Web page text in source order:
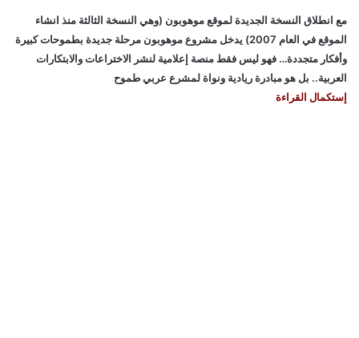
مع انطلاق النسخة الجديدة لموقع موهوبون (وهي النسخة الثالثة منذ انشاء
الموقع في العام 2007) يدخل مشروع موهوبون مرحلة جديدة بطموحات كبيرة
وأفكار متجددة… فهو ليس فقط منصة إعلامية لنشر الاختراعات والابتكارات
العربية.. بل هو مبادرة ريادية ونواة لمشرع عربي طموح
إستكمال القراءة